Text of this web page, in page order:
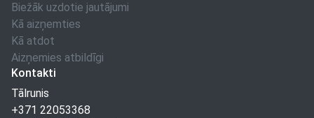
Biežāk uzdotie jautājumi
Kā aizņemties
Kā atdot
Aizņemies atbildīgi
Kontakti
Tālrunis
+371 22053368